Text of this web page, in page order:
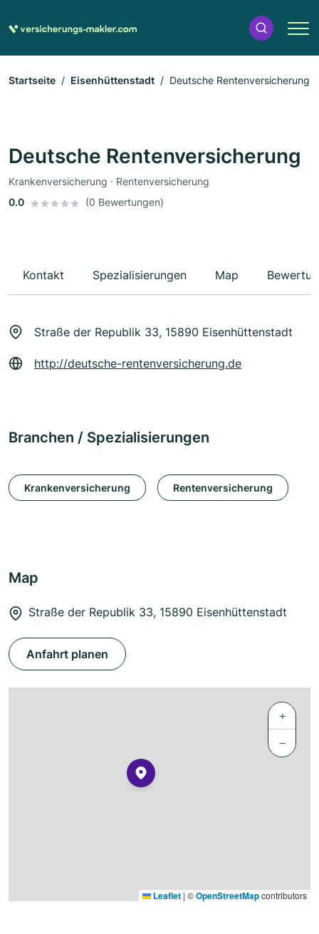
Startseite Eisenhüttenstadt Deutsche Rentenversicherung
Deutsche Rentenversicherung
Krankenversicherung · Rentenversicherung
0.0
(0 Bewertungen)
Kontakt Spezialisierungen Map
Straße der Republik 33, 15890 Eisenhüttenstadt
http://deutsche-rentenversicherung.de
Branchen / Spezialisierungen
Krankenversicherung Rentenversicherung
Map
Straße der Republik 33, 15890 Eisenhüttenstadt
Anfahrt planen
+
−
Leaflet | ©OpenStreetMapcontributors